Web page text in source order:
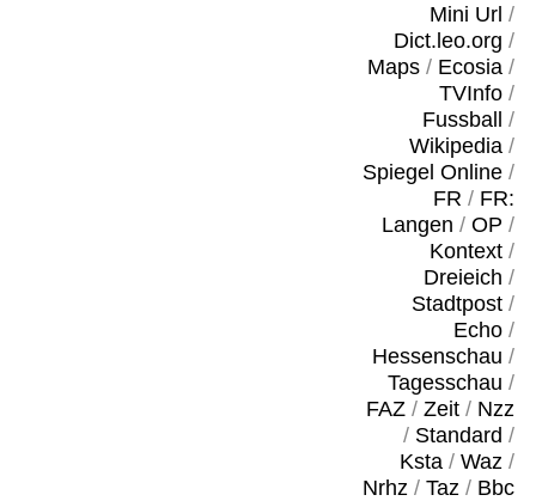
Mini Url /
Dict.leo.org /
Maps/ Ecosia/
TVInfo/
Fussball
/
Wikipedia/
Spiegel Online/
FR / FR:
Langen / OP /
Kontext/
Dreieich /
Stadtpost/
Echo/
Hessenschau /
Tagesschau /
FAZ/ Zeit/ Nzz
/ Standard /
Ksta/ Waz/
Nrhz/ Taz/ Bbc